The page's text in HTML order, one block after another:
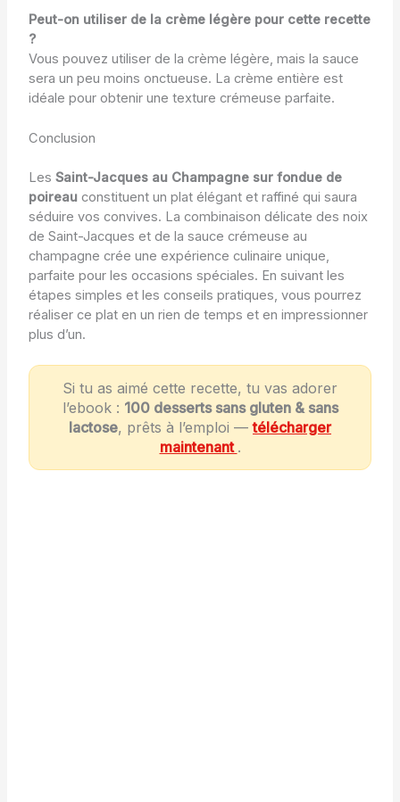
Peut-on utiliser de la crème légère pour cette recette
?
Vous pouvez utiliser de la crème légère, mais la sauce
sera un peu moins onctueuse. La crème entière est
idéale pour obtenir une texture crémeuse parfaite.
Conclusion
Les Saint-Jacques au Champagne sur fondue de
poireauconstituent un plat élégant et raffiné qui saura
séduire vos convives. La combinaison délicate des noix
de Saint-Jacques et de la sauce crémeuse au
champagne crée une expérience culinaire unique,
parfaite pour les occasions spéciales. En suivant les
étapes simples et les conseils pratiques, vous pourrez
réaliser ce plat en un rien de temps et en impressionner
plus d’un.
Si tu as aimé cette recette, tu vas adorer
l’ebook : 100 desserts sans gluten & sans
lactose, prêts à l’emploi —télécharger
maintenant .